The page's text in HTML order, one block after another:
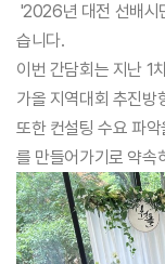
'2026년 대전 선배시
습니다.
이번 간담회는 지난 1
가올 지역대회 추진방
또한 컨설팅 수요 파
를 만들어가기로 약속